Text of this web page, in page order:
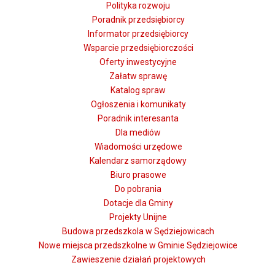
Polityka rozwoju
Poradnik przedsiębiorcy
Informator przedsiębiorcy
Wsparcie przedsiębiorczości
Oferty inwestycyjne
Załatw sprawę
Katalog spraw
Ogłoszenia i komunikaty
Poradnik interesanta
Dla mediów
Wiadomości urzędowe
Kalendarz samorządowy
Biuro prasowe
Do pobrania
Dotacje dla Gminy
Projekty Unijne
Budowa przedszkola w Sędziejowicach
Nowe miejsca przedszkolne w Gminie Sędziejowice
Zawieszenie działań projektowych